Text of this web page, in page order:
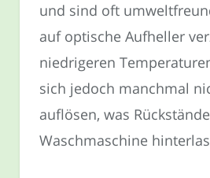
und sind oft
auf optische Aufheller
niedrigeren
sich jedoch manchmal
auflösen, was
Waschmaschine